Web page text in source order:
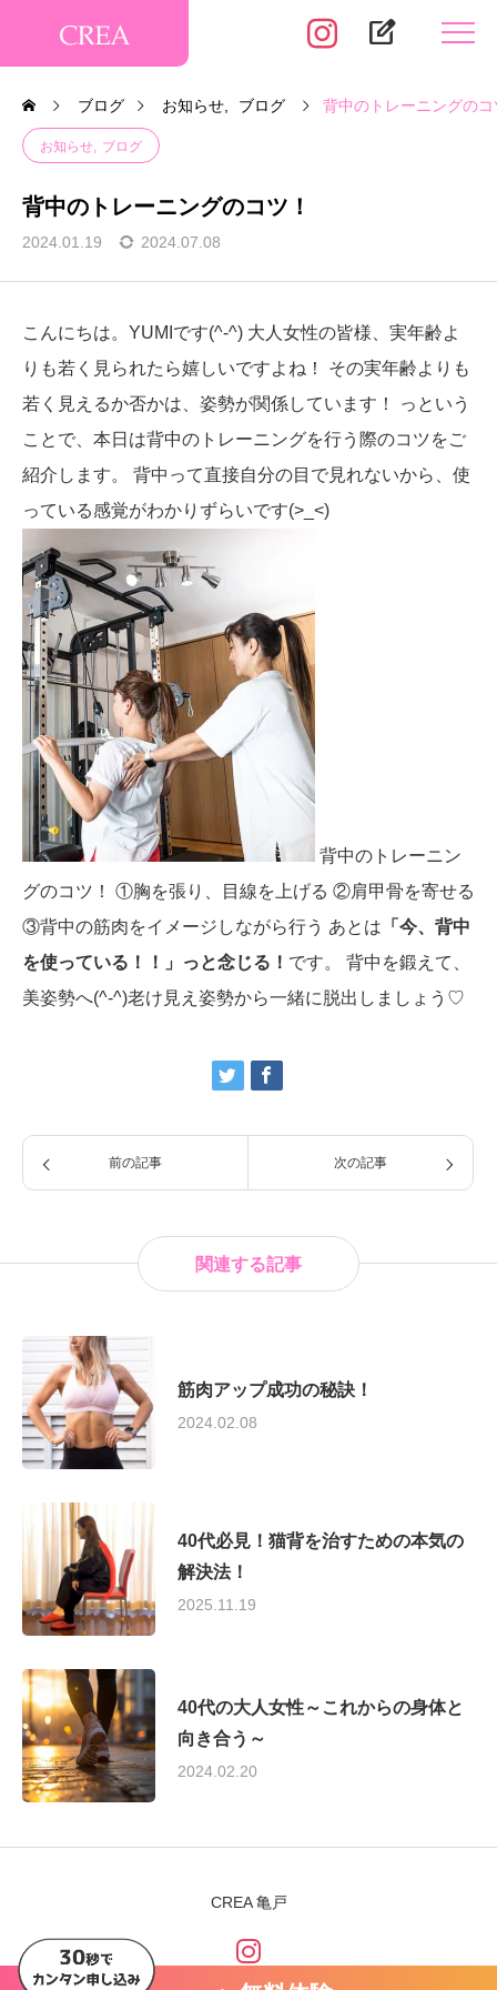
edit_square
ブログ お知らせ ブログ 背中のトレーニングのコ
お知らせ ブログ
背中のトレーニングのコツ！
2024.01.19 2024.07.08
こんにちは。YUMIです(^-^) 大人女性の皆様、実年齢よ
りも若く見られたら嬉しいですよね！
その実年齢よりも
若く見えるか否かは、姿勢が関係しています！
っという
ことで、本日は背中のトレーニングを行う際のコツをご
紹介します。
背中って直接自分の目で見れないから、使
っている感覚がわかりずらいです(>_<)
背中のトレーニン
グのコツ！
①胸を張り、目線を上げる ②肩甲骨を寄せる
③背中の筋肉をイメージしながら行う あとは 「今、背中
を使っている！！」っと念じる！ です。
背中を鍛えて、
美姿勢へ(^-^)老け見え姿勢から一緒に脱出しましょう♡
前の記事 次の記事
関連する記事
筋肉アップ成功の秘訣！
2024.02.08
40代必見！猫背を治すための本気の
解決法！
2025.11.19
40代の大人女性～これからの身体と
向き合う～
2024.02.20
CREA 亀戸